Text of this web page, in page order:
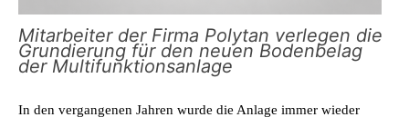
Mitarbeiter der Firma Polytan verlegen die
Grundierung für den neuen Bodenbelag
der Multifunktionsanlage
In den vergangenen Jahren wurde die Anlage immer wieder